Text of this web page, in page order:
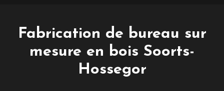
Fabrication de bureau sur
mesure en bois Soorts-
Hossegor